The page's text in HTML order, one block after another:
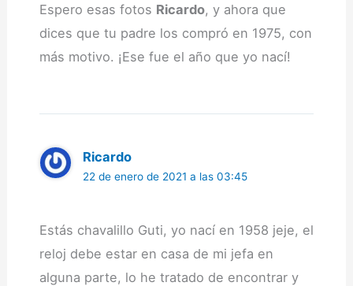
Espero esas fotos Ricardo, y ahora que
dices que tu padre los compró en 1975, con
más motivo. ¡Ese fue el año que yo nací!
Ricardo
22 de enero de 2021 a las 03:45
Estás chavalillo Guti, yo nací en 1958 jeje, el
reloj debe estar en casa de mi jefa en
alguna parte, lo he tratado de encontrar y